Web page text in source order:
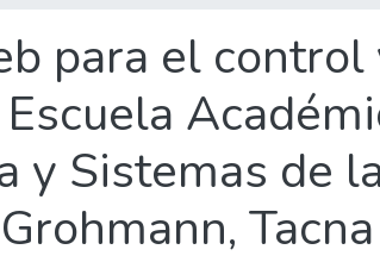
para el
y Sistemas de